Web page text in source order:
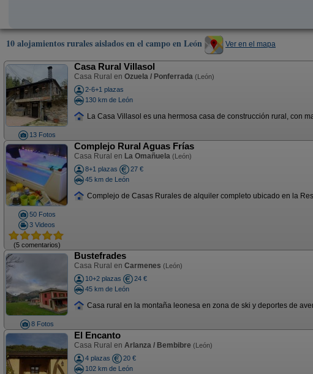
10 alojamientos rurales aislados en el campo en León Ver en el mapa
13 Fotos
Casa Rural Villasol
Casa Rural en Ozuela / Ponferrada (León)
2-6+1 plazas
130 km de León
La Casa Villasol es una hermosa casa de construcción rural, con
50 Fotos
3 Videos
(5 comentarios)
Complejo Rural Aguas Frías
Casa Rural en La Omañuela (León)
8+1 plazas
27 €
45 km de León
Complejo de Casas Rurales de alquiler completo ubicado en la
8 Fotos
Bustefrades
Casa Rural en Carmenes (León)
10+2 plazas
24 €
45 km de León
Casa rural en la montaña leonesa en zona de ski y deportes de
El Encanto
Casa Rural en Arlanza / Bembibre (León)
4 plazas
20 €
102 km de León